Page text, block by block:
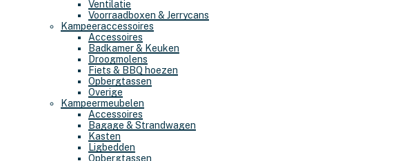
Ventilatie
Voorraadboxen & Jerrycans
Kampeeraccessoires
Accessoires
Badkamer & Keuken
Droogmolens
Fiets & BBQ hoezen
Opbergtassen
Overige
Kampeermeubelen
Accessoires
Bagage & Strandwagen
Kasten
Ligbedden
Opbergtassen